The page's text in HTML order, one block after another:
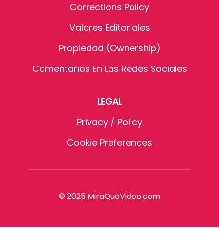
Corrections Policy
Valores Editoriales
Propiedad (Ownership)
Comentarios En Las Redes Sociales
LEGAL
Privacy / Policy
Cookie Preferences
© 2025 MiraQueVideo.com